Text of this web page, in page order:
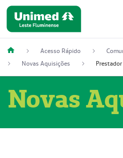
Acesso Rápido
Novas Aquisições
Novas